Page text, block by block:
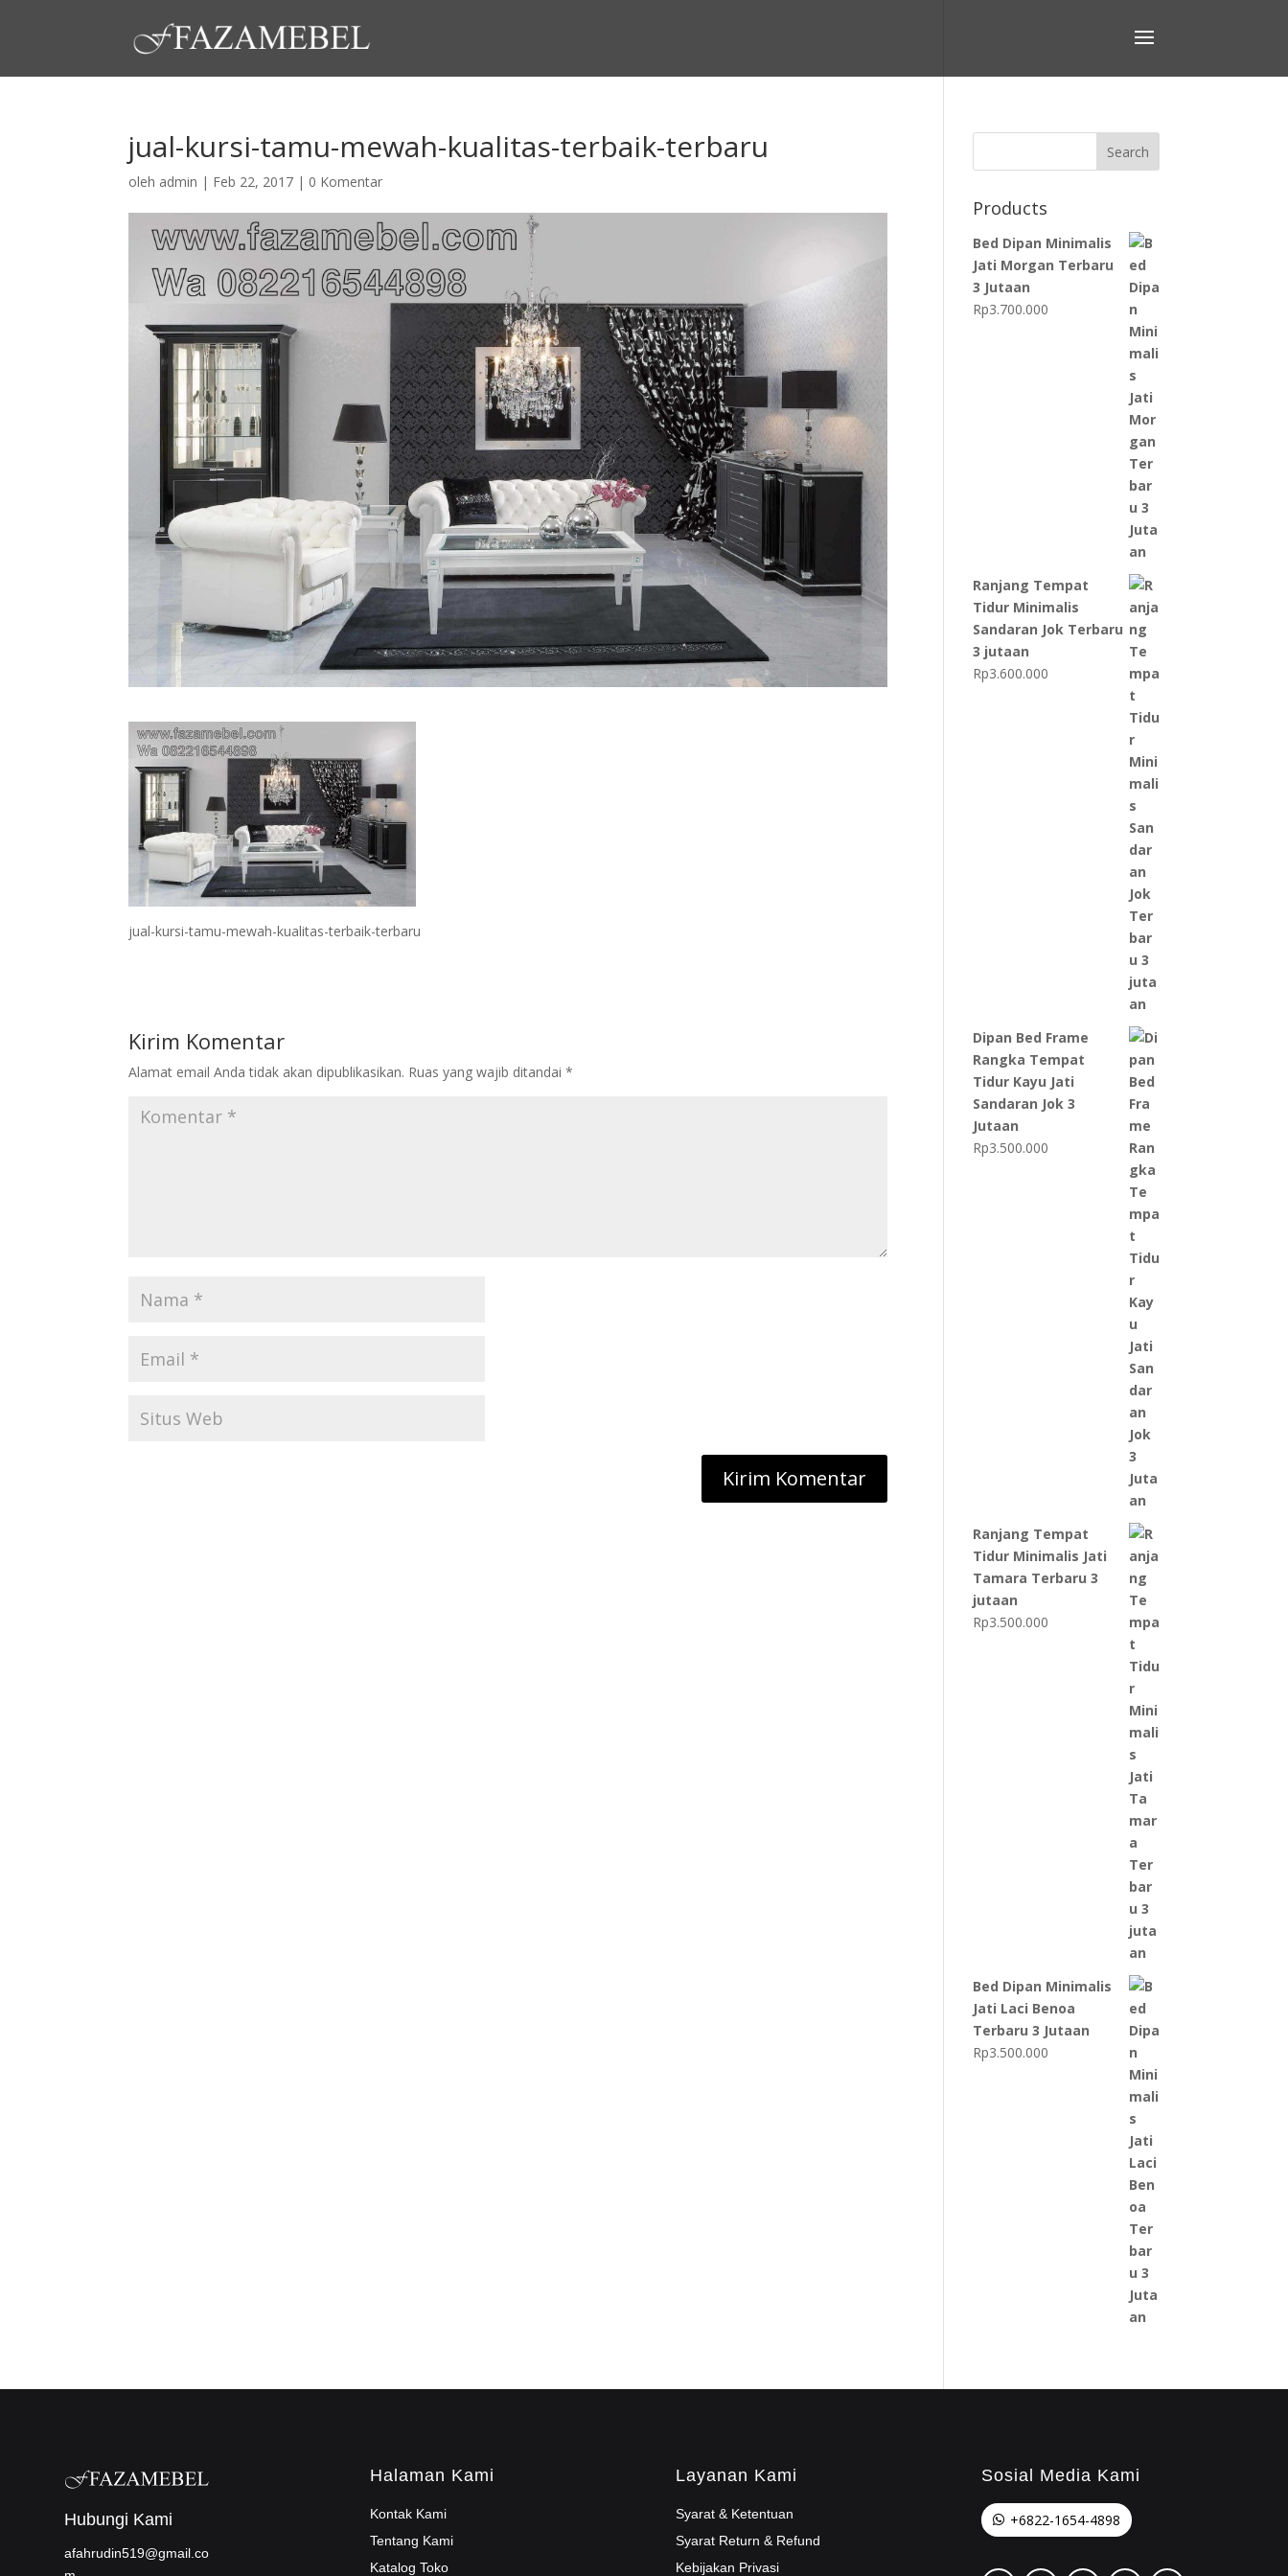
jual-kursi-tamu-mewah-kualitas-terbaik-terbaru
oleh admin | Feb 22, 2017 | 0 Komentar
jual-kursi-tamu-mewah-kualitas-terbaik-terbaru
Kirim Komentar
Alamat email Anda tidak akan dipublikasikan. Ruas yang wajib ditandai*
Search
Products
Bed Dipan Minimalis
Jati Morgan Terbaru
3 Jutaan
Rp3.700.000
Ranjang Tempat
Tidur Minimalis
Sandaran Jok Terbaru
3 jutaan
Rp3.600.000
Dipan Bed Frame
Rangka Tempat
Tidur Kayu Jati
Sandaran Jok 3
Jutaan
Rp3.500.000
Ranjang Tempat
Tidur Minimalis Jati
Tamara Terbaru 3
jutaan
Rp3.500.000
Bed Dipan Minimalis
Jati Laci Benoa
Terbaru 3 Jutaan
Rp3.500.000
Hubungi Kami
afahrudin519@gmail.co
Halaman Kami
Kontak Kami
Tentang Kami
Katalog Toko
Layanan Kami
Syarat & Ketentuan
Syarat Return & Refund
Kebijakan Privasi
Sosial Media Kami
+6822-1654-4898